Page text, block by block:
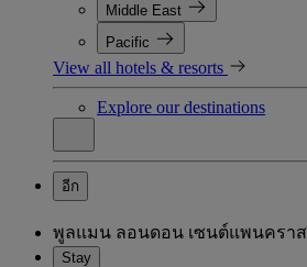
Middle East
Pacific
View all hotels & resorts
Explore our destinations
อีก
พูลแมน ลอนดอน เซนต์แพนคราส
Stay